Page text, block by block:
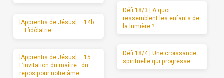
[Apprentis de Jésus] – 14b
– L’idôlatrie
[Apprentis de Jésus] – 15 –
L’invitation du maître : du
repos pour notre âme
Défi 18/3 | A quoi
ressemblent les enfants de
la lumière ?
Défi 18/4 | Une croissance
spirituelle qui progresse